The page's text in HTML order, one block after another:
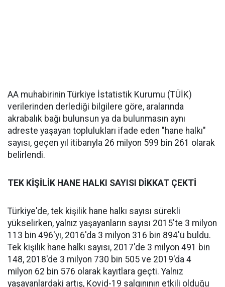
AA muhabirinin Türkiye İstatistik Kurumu (TÜİK)
verilerinden derlediği bilgilere göre, aralarında
akrabalık bağı bulunsun ya da bulunmasın aynı
adreste yaşayan toplulukları ifade eden "hane halkı"
sayısı, geçen yıl itibarıyla 26 milyon 599 bin 261 olarak
belirlendi.
TEK KİŞİLİK HANE HALKI SAYISI DİKKAT ÇEKTİ
Türkiye'de, tek kişilik hane halkı sayısı sürekli
yükselirken, yalnız yaşayanların sayısı 2015'te 3 milyon
113 bin 496'yı, 2016'da 3 milyon 316 bin 894'ü buldu.
Tek kişilik hane halkı sayısı, 2017'de 3 milyon 491 bin
148, 2018'de 3 milyon 730 bin 505 ve 2019'da 4
milyon 62 bin 576 olarak kayıtlara geçti. Yalnız
yaşayanlardaki artış, Kovid-19 salgınının etkili olduğu